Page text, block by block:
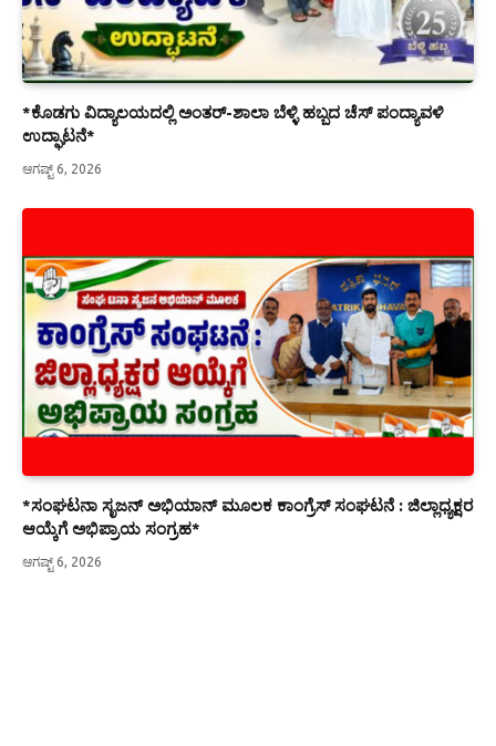
*ಕೊಡಗು ವಿದ್ಯಾಲಯದಲ್ಲಿ ಅಂತರ್-ಶಾಲಾ ಬೆಳ್ಳಿ ಹಬ್ಬದ ಚೆಸ್ ಪಂದ್ಯಾವಳಿ
ಉದ್ಘಾಟನೆ*
ಆಗಷ್ಟ್ 6, 2026
*ಸಂಘಟನಾ ಸೃಜನ್ ಅಭಿಯಾನ್ ಮೂಲಕ ಕಾಂಗ್ರೆಸ್ ಸಂಘಟನೆ : ಜಿಲ್ಲಾಧ್ಯಕ್ಷರ
ಆಯ್ಕೆಗೆ ಅಭಿಪ್ರಾಯ ಸಂಗ್ರಹ*
ಆಗಷ್ಟ್ 6, 2026